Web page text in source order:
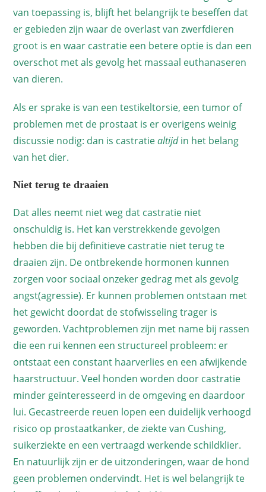
van toepassing is, blijft het belangrijk te beseffen dat
er gebieden zijn waar de overlast van zwerfdieren
groot is en waar castratie een betere optie is dan een
overschot met als gevolg het massaal euthanaseren
van dieren.
Als er sprake is van een testikeltorsie, een tumor of
problemen met de prostaat is er overigens weinig
discussie nodig: dan is castratiealtijdin het belang
van het dier.
Niet terug te draaien
Dat alles neemt niet weg dat castratie niet
onschuldig is. Het kan verstrekkende gevolgen
hebben die bij definitieve castratie niet terug te
draaien zijn. De ontbrekende hormonen kunnen
zorgen voor sociaal onzeker gedrag met als gevolg
angst(agressie). Er kunnen problemen ontstaan met
het gewicht doordat de stofwisseling trager is
geworden. Vachtproblemen zijn met name bij rassen
die een rui kennen een structureel probleem: er
ontstaat een constant haarverlies en een afwijkende
haarstructuur. Veel honden worden door castratie
minder geïnteresseerd in de omgeving en daardoor
lui. Gecastreerde reuen lopen een duidelijk verhoogd
risico op prostaatkanker, de ziekte van Cushing,
suikerziekte en een vertraagd werkende schildklier.
En natuurlijk zijn er de uitzonderingen, waar de hond
geen problemen ondervindt. Het is wel belangrijk te